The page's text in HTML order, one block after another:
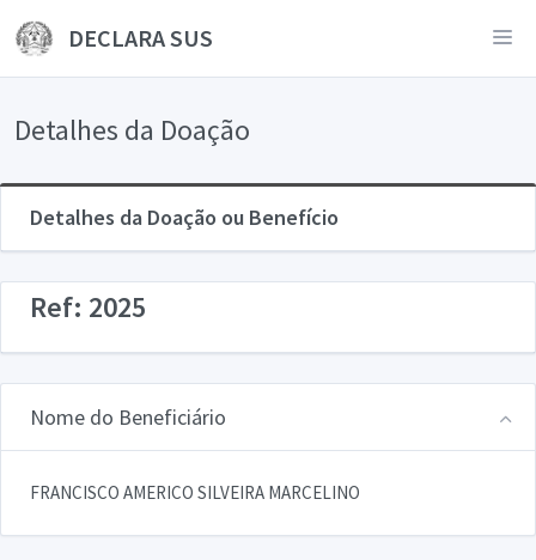
DECLARA SUS
Detalhes da Doação
Detalhes da Doação ou Benefício
Ref: 2025
Nome do Beneficiário
FRANCISCO AMERICO SILVEIRA MARCELINO